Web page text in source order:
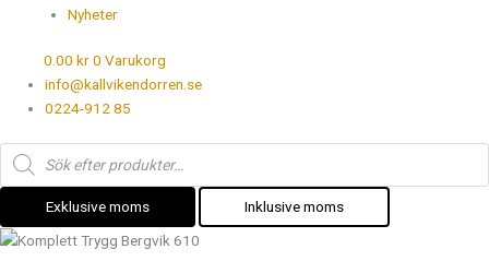
Nyheter
0.00 kr0 Varukorg
info@kallvikendorren.se
0224-912 85
Products
search
Exklusive moms Inklusive moms